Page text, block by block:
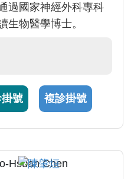
過國家神經外科專科
生物醫學博士。
號 複診掛號